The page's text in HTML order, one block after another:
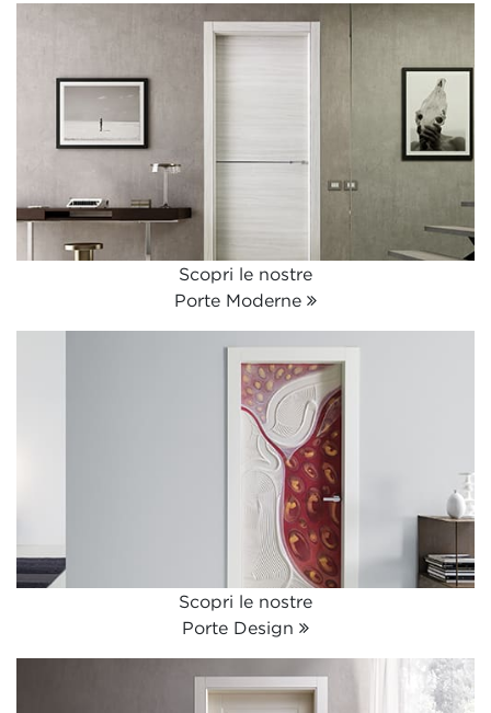
Scopri le nostre
Porte Moderne
Scopri le nostre
Porte Design